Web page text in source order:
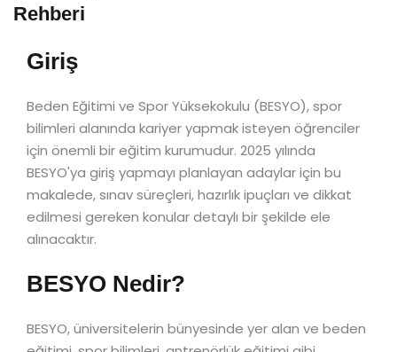
Rehberi
Giriş
Beden Eğitimi ve Spor Yüksekokulu (BESYO), spor
bilimleri alanında kariyer yapmak isteyen öğrenciler
için önemli bir eğitim kurumudur. 2025 yılında
BESYO'ya giriş yapmayı planlayan adaylar için bu
makalede, sınav süreçleri, hazırlık ipuçları ve dikkat
edilmesi gereken konular detaylı bir şekilde ele
alınacaktır.
BESYO Nedir?
BESYO, üniversitelerin bünyesinde yer alan ve beden